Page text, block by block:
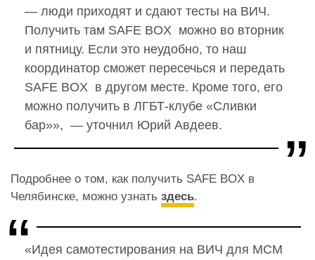
— люди приходят и сдают тесты на ВИЧ.
Получить там SAFE BOX можно во вторник
и пятницу. Если это неудобно, то наш
координатор сможет пересечься и передать
SAFE BOX в другом месте. Кроме того, его
можно получить в ЛГБТ-клубе «Сливки
бар»», — уточнил Юрий Авдеев.
Подробнее о том, как получить SAFE BOX в
Челябинске, можно узнать здесь.
«Идея самотестирования на ВИЧ для МСМ